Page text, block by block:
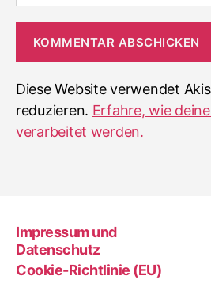
Diese Website verwendet
reduzieren. Erfahre, wie
verarbeitet werden.
Impressum und
Datenschutz
Cookie-Richtlinie (EU)